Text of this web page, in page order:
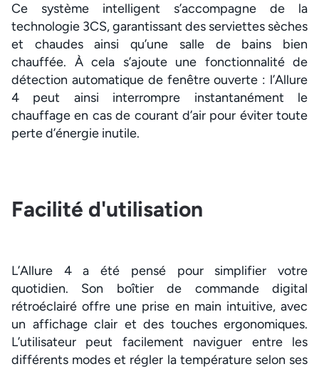
Ce système intelligent s’accompagne de la
technologie 3CS, garantissant des serviettes sèches
et chaudes ainsi qu’une salle de bains bien
chauffée. À cela s’ajoute une fonctionnalité de
détection automatique de fenêtre ouverte : l’Allure
4 peut ainsi interrompre instantanément le
chauffage en cas de courant d’air pour éviter toute
perte d’énergie inutile.
Facilité d'utilisation
L’Allure 4 a été pensé pour simplifier votre
quotidien. Son boîtier de commande digital
rétroéclairé offre une prise en main intuitive, avec
un affichage clair et des touches ergonomiques.
L’utilisateur peut facilement naviguer entre les
différents modes et régler la température selon ses